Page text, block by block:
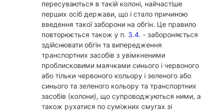
пересуваються в такій колоні, найчастіше
перших осіб держави, що і стало причиною
введення такої заборони на обгін. Це правило
повторюється також у п. 3.4. - забороняється
здійснювати обгін та випередження
транспортних засобів з увімкненими
проблисковими маячками синього і червоного
або тільки червоного кольору і зеленого або
синього та зеленого кольору та транспортних
засобів (колони), що супроводжуються ними, а
також рухатися по суміжних смугах зі